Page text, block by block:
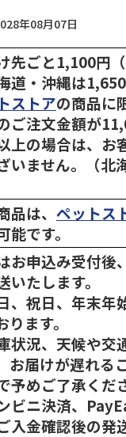
年08月07日
先ごと1,100円（
道・沖縄は1,650
ストアの商品に
ご注文金額が
上の場合は、お
いません。（北
品は、 ペットス
能です。
お申込み受付後
いたします。
、祝日、年末年
ります。
状況、天候や交
お届けが遅れる
予めご了承くだ
ビニ決済、
入金確認後の発